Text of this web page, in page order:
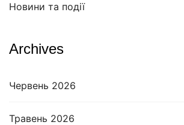
Новини та події
Archives
Червень 2026
Травень 2026